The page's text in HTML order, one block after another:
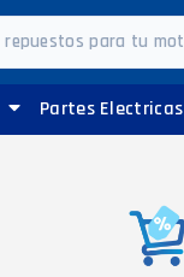
Partes Electricas